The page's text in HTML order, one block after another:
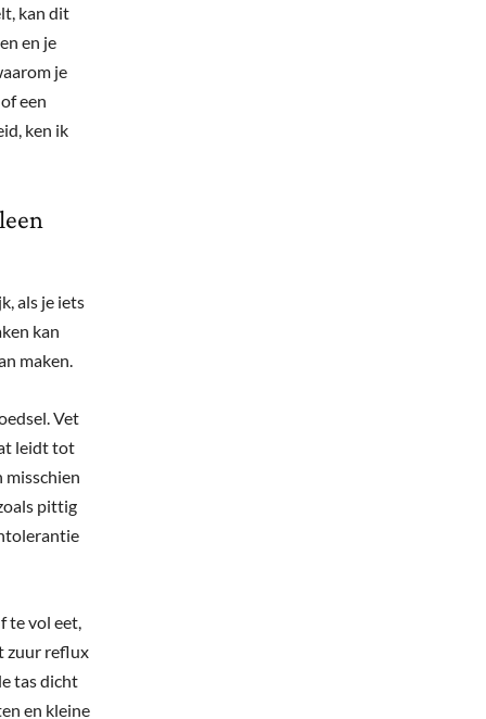
kan dit
en je
je
een
ken ik
als je iets
kan
maken.
Vet
leidt tot
misschien
pittig
te vol eet,
zuur reflux
tas dicht
en kleine